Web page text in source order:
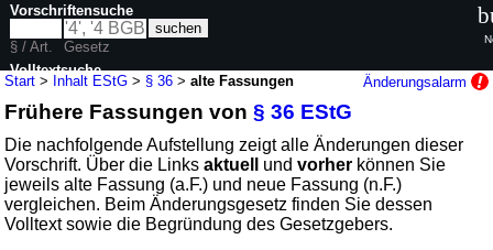
Start > Inhalt EStG > § 36 >alte Fassungen Änderungsalarm
Frühere Fassungen von§ 36 EStG
Die nachfolgende Aufstellung zeigt alle Änderungen dieser
Vorschrift. Über die Linksaktuell undvorher können Sie
jeweils alte Fassung (a.F.) und neue Fassung (n.F.)
vergleichen. Beim Änderungsgesetz finden Sie dessen
Volltext sowie die Begründung des Gesetzgebers.
Vorschriftensuche
§ / Art.
Gesetz
Volltextsuche
nur in EStG